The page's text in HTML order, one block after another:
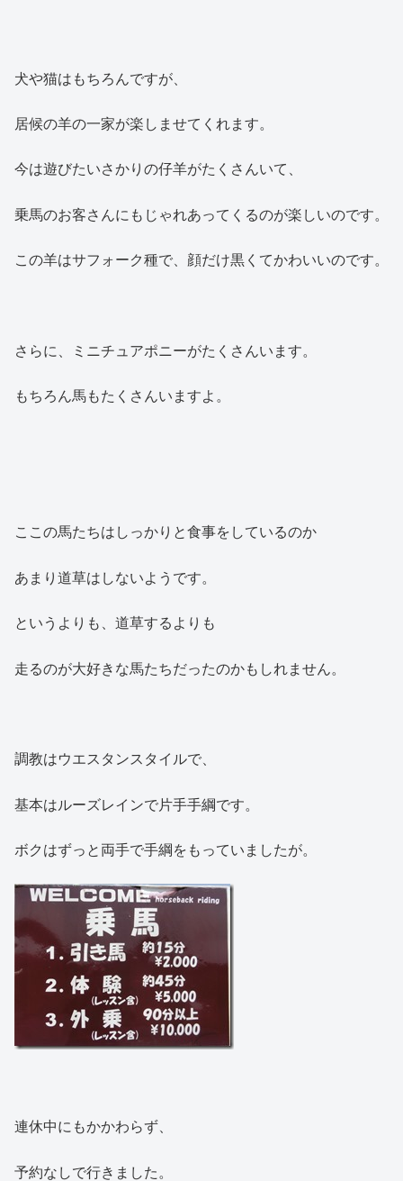
犬や猫はもちろんですが、
居候の羊の一家が楽しませてくれます。
今は遊びたいさかりの仔羊がたくさんいて、
乗馬のお客さんにもじゃれあってくるのが楽しいのです。
この羊はサフォーク種で、顔だけ黒くてかわいいのです。
さらに、ミニチュアポニーがたくさんいます。
もちろん馬もたくさんいますよ。
ここの馬たちはしっかりと食事をしているのか
あまり道草はしないようです。
というよりも、道草するよりも
走るのが大好きな馬たちだったのかもしれません。
調教はウエスタンスタイルで、
基本はルーズレインで片手手綱です。
ボクはずっと両手で手綱をもっていましたが。
連休中にもかかわらず、
予約なしで行きました。